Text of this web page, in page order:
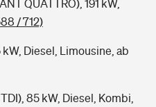
QUATTRO), 191 kW,
/ 712)
kW, Diesel, Limousine, ab
85 kW, Diesel, Kombi,